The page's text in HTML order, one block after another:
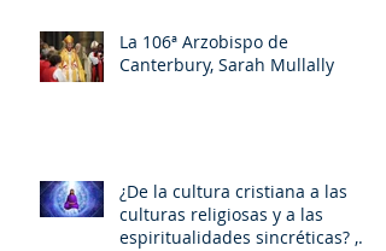
La 106ª Arzobispo de
Canterbury, Sarah Mullally
¿De la cultura cristiana a las
culturas religiosas y a las
espiritualidades sincréticas? ,